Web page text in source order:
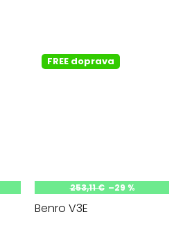
FREE doprava
253,11 € –29 %
Benro V3E